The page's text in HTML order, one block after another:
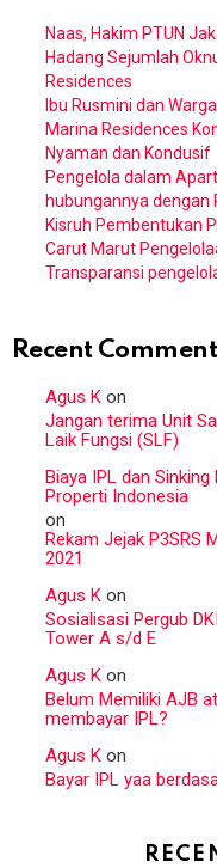
Naas, Hakim PTUN
Hadang Sejumlah
Residences
Ibu Rusmini dan
Marina Residences
Nyaman dan Kondusif
Pengelola dalam
hubungannya dengan
Kisruh Pembentukan
Carut Marut
Transparansi
Recent
Agus K on
Jangan terima Unit
Laik Fungsi (SLF)
Biaya IPL dan
Properti Indonesia
on
Rekam Jejak P3SRS
2021
Agus K on
Sosialisasi Pergub
Tower A s/d E
Agus K on
Belum Memiliki AJB
membayar IPL?
Agus K on
Bayar IPL yaa